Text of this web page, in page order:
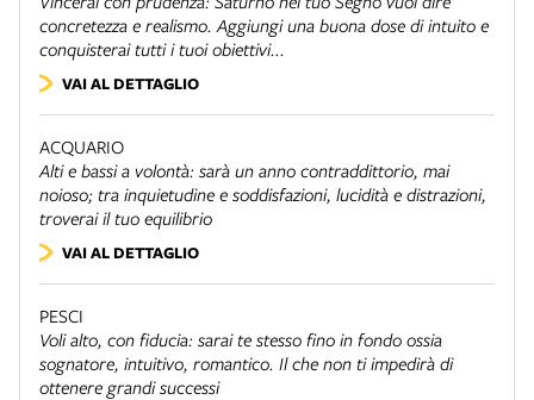
concretezza e realismo. Aggiungi una buona dose di intuito e
conquisterai tutti i tuoi obiettivi...
VAI AL DETTAGLIO
ACQUARIO
Alti e bassi a volontà: sarà un anno contraddittorio, mai
noioso; tra inquietudine e soddisfazioni, lucidità e distrazioni,
troverai il tuo equilibrio
VAI AL DETTAGLIO
PESCI
Voli alto, con fiducia: sarai te stesso fino in fondo ossia
sognatore, intuitivo, romantico. Il che non ti impedirà di
ottenere grandi successi